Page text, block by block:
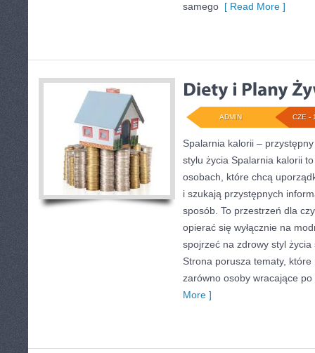
samego [ Read More ]
CZE -
ADMIN
Spalarnia kalorii –
stylu życia Spalarnia kalorii
osobach, które chcą
i szukają przystępnych
sposób. To przestrzeń dla
opierać się wyłącznie na
spojrzeć na zdrowy styl
Strona porusza tematy,
zarówno osoby wracające
More ]